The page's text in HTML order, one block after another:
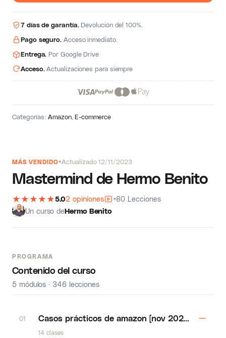
MÁS VENDIDO Actualizado 12/11/2023
Mastermind de Hermo Benito
★ ★ ★ ★ ★5.02 opiniones
+80 Lecciones
Un curso deHermo Benito
PROGRAMA
Contenido del curso
5 módulos · 346 lecciones
01 Casos prácticos de amazon [nov 2023]
14 clases
7 días de garantía.Devolución del 100%.
Pago seguro. Acceso inmediato.
Entrega. Por Google Drive
Acceso.Actualizaciones para siempre
Categorías:Amazon,E-commerce